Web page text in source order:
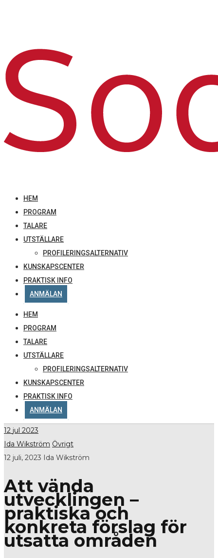
HEM
PROGRAM
TALARE
UTSTÄLLARE
PROFILERINGSALTERNATIV
KUNSKAPSCENTER
PRAKTISK INFO
ANMÄLAN
HEM
PROGRAM
TALARE
UTSTÄLLARE
PROFILERINGSALTERNATIV
KUNSKAPSCENTER
PRAKTISK INFO
ANMÄLAN
12 jul 2023
Ida Wikström Övrigt
12 juli, 2023 Ida Wikström
Att vända
utvecklingen –
praktiska och
konkreta förslag för
utsatta områden